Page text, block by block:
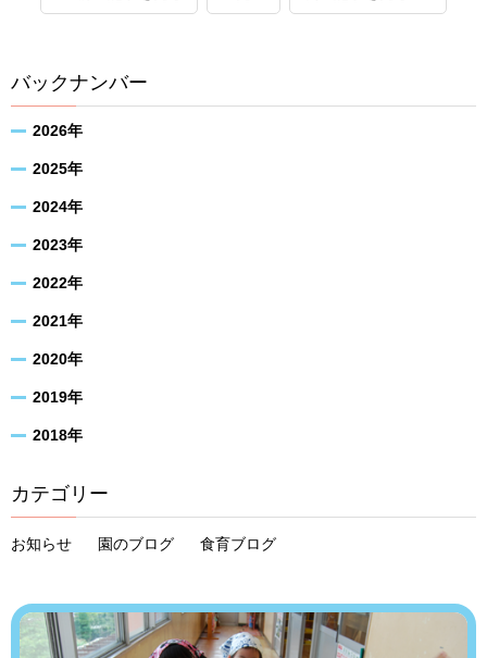
バックナンバー
2026年
2025年
2024年
2023年
2022年
2021年
2020年
2019年
2018年
カテゴリー
お知らせ 園のブログ 食育ブログ